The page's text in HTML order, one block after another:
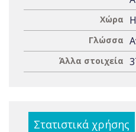
Χώρα
Γλώσσα
Άλλα στοιχεία
Στατιστικά χρήσης